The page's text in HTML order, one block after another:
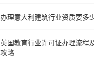
办理意大利建筑行业资质要多
英国教育行业许可证办理流程
攻略